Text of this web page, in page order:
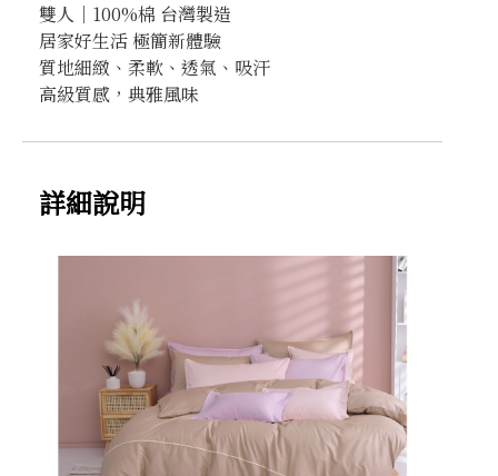
雙人｜100%棉 台灣製造
居家好生活 極簡新體驗
質地細緻、柔軟、透氣、吸汗
高級質感，典雅風味
詳細說明